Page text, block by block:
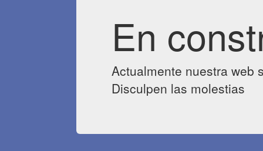
En
Actualmente nuestra web
Disculpen las molestias